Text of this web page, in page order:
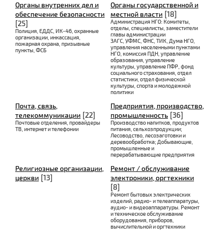
Органы внутренних дел и
обеспечение безопасности
[25]
Полиция, ЕДДС, ИК-46, охранные
организации, инкассация,
пожарная охрана, призывные
пункты, ФСБ
Органы государственной и
местной власти [18]
Администрация НГО: Комитеты,
отделы, специалисты, заместители
главы администрации
ЗАГС, УФМС, ФНС, ТИК, Дума НГО,
управления населенными пунктами
НГО, комиссия ПДН, управление
образования, управление
культуры, управление ПФР, фонд
социального страхования, отдел
статистики, отдел физической
культуры, спорта и молодежной
политики
Почта, связь,
телекоммуникации [22]
Почтовые отделения, провайдеры
ТВ, интернет и телефонии
Предприятия, производство,
промышленность [36]
Производство напитков, продуктов
питания, сельхозпродукции;
Лесоводство, лесозаготовки и
деревообработка; Добывающие,
промышленные и
перерабатывающие предприятия
Религиозные организации,
церкви [13]
Ремонт / обслуживание
электроники, оргтехники
[8]
Ремонт бытовых электрических
изделий, радио- и телеаппаратуры,
аудио- и видеоаппаратуры. Ремонт
и техническое обслуживание
оборудования, приборов,
вычислительной и оргтехники